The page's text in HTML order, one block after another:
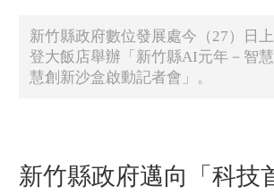
新竹縣政府數位發展處今（27）日
登大飯店舉辦「新竹縣AI元年－智
慧創新沙盒啟動記者會」。
新竹縣政府邁向「科技